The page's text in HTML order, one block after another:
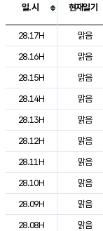
도시별 기상실황표로
일.시 현재일기
28.17H
맑음
28.16H
맑음
28.15H
맑음
28.14H
맑음
28.13H
맑음
28.12H
맑음
28.11H
맑음
28.10H
맑음
28.09H
맑음
28.08H
맑음